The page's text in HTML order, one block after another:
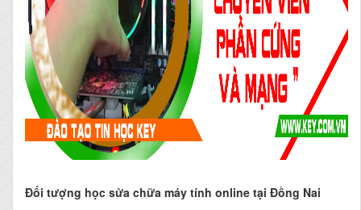
Đối tượng học sửa chữa máy tính online tại Đồng Nai